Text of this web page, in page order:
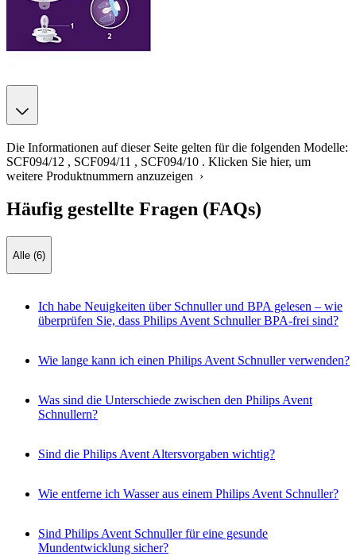
Die Informationen auf dieser Seite gelten für die folgenden Modelle:
SCF094/12 , SCF094/11 , SCF094/10 . Klicken Sie hier, um
weitere Produktnummern anzuzeigen ›
Häufig gestellte Fragen (FAQs)
Alle (6)
Ich habe Neuigkeiten über Schnuller und BPA gelesen – wie
überprüfen Sie, dass Philips Avent Schnuller BPA-frei sind?
Wie lange kann ich einen Philips Avent Schnuller verwenden?
Was sind die Unterschiede zwischen den Philips Avent
Schnullern?
Sind die Philips Avent Altersvorgaben wichtig?
Wie entferne ich Wasser aus einem Philips Avent Schnuller?
Sind Philips Avent Schnuller für eine gesunde
Mundentwicklung sicher?